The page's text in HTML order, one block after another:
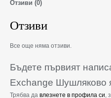
Отзиви (0)
Отзиви
Все още няма отзиви.
Бъдете първият
Exchange Шушляково
Трябва да влезнете в профила си ,